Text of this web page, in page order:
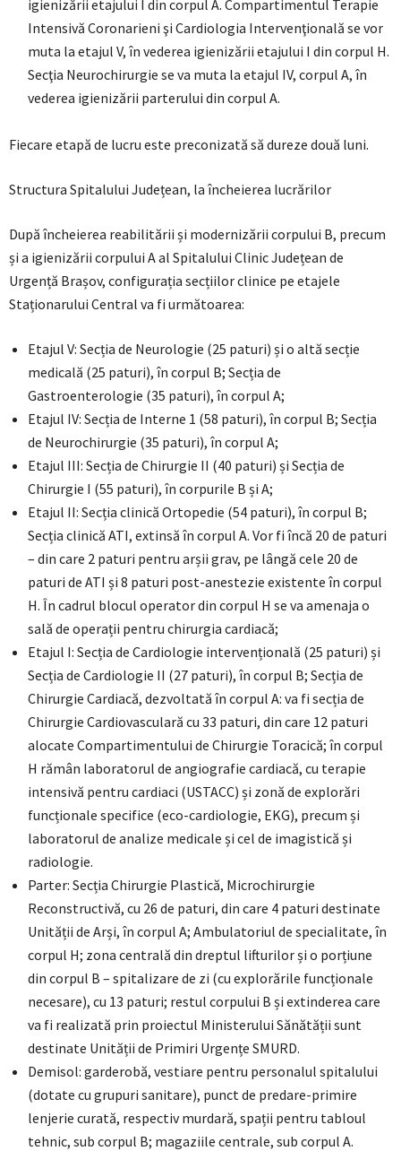
igienizării etajului I din corpul A. Compartimentul Terapie
Intensivă Coronarieni şi Cardiologia Intervenţională se vor
muta la etajul V, în vederea igienizării etajului I din corpul H.
Secţia Neurochirurgie se va muta la etajul IV, corpul A, în
vederea igienizării parterului din corpul A.
Fiecare etapă de lucru este preconizată să dureze două luni.
Structura Spitalului Județean, la încheierea lucrărilor
După încheierea reabilitării și modernizării corpului B, precum
și a igienizării corpului A al Spitalului Clinic Județean de
Urgență Brașov, configurația secțiilor clinice pe etajele
Staționarului Central va fi următoarea:
Etajul V: Secția de Neurologie (25 paturi) și o altă secție
medicală (25 paturi), în corpul B; Secția de
Gastroenterologie (35 paturi), în corpul A;
Etajul IV: Secția de Interne 1 (58 paturi), în corpul B; Secția
de Neurochirurgie (35 paturi), în corpul A;
Etajul III: Secția de Chirurgie II (40 paturi) și Secția de
Chirurgie I (55 paturi), în corpurile B și A;
Etajul II: Secția clinică Ortopedie (54 paturi), în corpul B;
Secția clinică ATI, extinsă în corpul A. Vor fi încă 20 de paturi
– din care 2 paturi pentru arșii grav, pe lângă cele 20 de
paturi de ATI și 8 paturi post-anestezie existente în corpul
H. În cadrul blocul operator din corpul H se va amenaja o
sală de operații pentru chirurgia cardiacă;
Etajul I: Secția de Cardiologie intervențională (25 paturi) și
Secția de Cardiologie II (27 paturi), în corpul B; Secția de
Chirurgie Cardiacă, dezvoltată în corpul A: va fi secția de
Chirurgie Cardiovasculară cu 33 paturi, din care 12 paturi
alocate Compartimentului de Chirurgie Toracică; în corpul
H rămân laboratorul de angiografie cardiacă, cu terapie
intensivă pentru cardiaci (USTACC) și zonă de explorări
funcționale specifice (eco-cardiologie, EKG), precum și
laboratorul de analize medicale și cel de imagistică și
radiologie.
Parter: Secția Chirurgie Plastică, Microchirurgie
Reconstructivă, cu 26 de paturi, din care 4 paturi destinate
Unității de Arși, în corpul A; Ambulatoriul de specialitate, în
corpul H; zona centrală din dreptul lifturilor și o porțiune
din corpul B – spitalizare de zi (cu explorările funcționale
necesare), cu 13 paturi; restul corpului B și extinderea care
va fi realizată prin proiectul Ministerului Sănătății sunt
destinate Unității de Primiri Urgențe SMURD.
Demisol: garderobă, vestiare pentru personalul spitalului
(dotate cu grupuri sanitare), punct de predare-primire
lenjerie curată, respectiv murdară, spații pentru tabloul
tehnic, sub corpul B; magaziile centrale, sub corpul A.